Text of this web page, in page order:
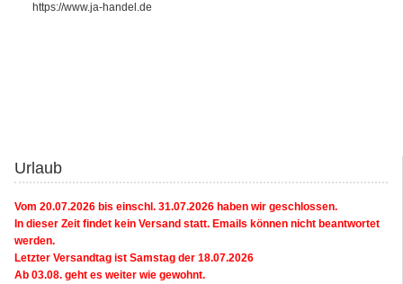
https://www.ja-handel.de
Urlaub
Vom 20.07.2026 bis einschl. 31.07.2026 haben wir geschlossen.
In dieser Zeit findet kein Versand statt. Emails können nicht beantwortet
werden.
Letzter Versandtag ist Samstag der 18.07.2026
Ab 03.08. geht es weiter wie gewohnt.